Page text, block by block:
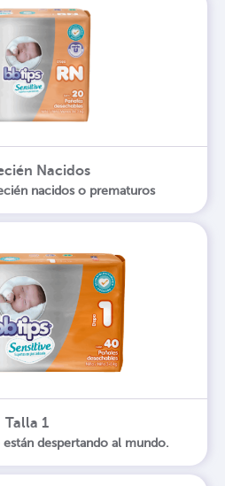
Nacidos
nacidos o prematuros
Talla 1
están despertando al mundo.